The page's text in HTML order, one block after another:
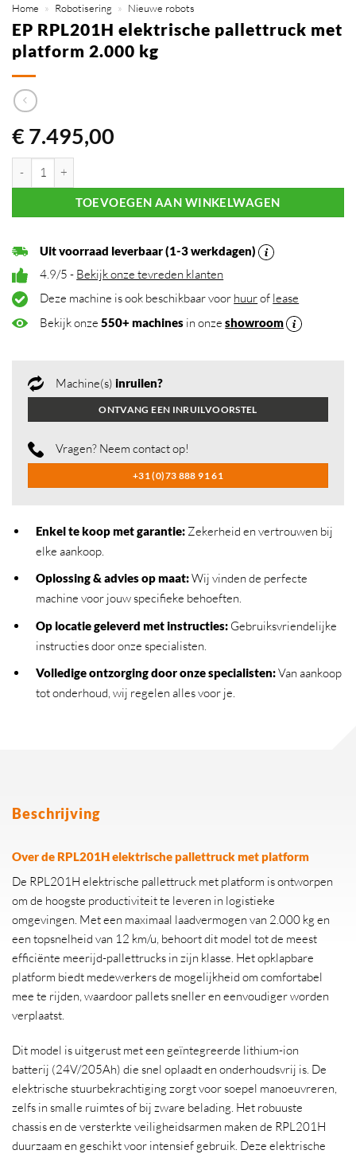
Home » Robotisering » Nieuwe robots
EP RPL201H elektrische pallettruck met
platform 2.000 kg
€7.495,00
EP RPL201H elektrische pallettruck met platform 2.000 kg aantal
TOEVOEGEN AAN WINKELWAGEN
Uit voorraad leverbaar (1-3 werkdagen)
4.9/5 - Bekijk onze tevreden klanten
Deze machine is ook beschikbaar voor huurof lease
Bekijk onze550+ machines in onzeshowroom
Machine(s) inruilen?
ONTVANG EEN INRUILVOORSTEL
Vragen? Neem contact op!
+31 (0)73 888 91 61
Enkel te koop met garantie:Zekerheid en vertrouwen bij
elke aankoop.
Oplossing & advies op maat:Wij vinden de perfecte
machine voor jouw specifieke behoeften.
Op locatie geleverd met instructies:Gebruiksvriendelijke
instructies door onze specialisten.
Volledige ontzorging door onze specialisten:Van aankoop
tot onderhoud, wij regelen alles voor je.
Beschrijving
Over de RPL201H elektrische pallettruck met platform
De RPL201H elektrische pallettruck met platform is ontworpen
om de hoogste productiviteit te leveren in logistieke
omgevingen. Met een maximaal laadvermogen van 2.000 kg en
een topsnelheid van 12 km/u, behoort dit model tot de meest
efficiënte meerijd-pallettrucks in zijn klasse. Het opklapbare
platform biedt medewerkers de mogelijkheid om comfortabel
mee te rijden, waardoor pallets sneller en eenvoudiger worden
verplaatst.
Dit model is uitgerust met een geïntegreerde lithium-ion
batterij (24V/205Ah) die snel oplaadt en onderhoudsvrij is. De
elektrische stuurbekrachtiging zorgt voor soepel manoeuvreren,
zelfs in smalle ruimtes of bij zware belading. Het robuuste
chassis en de versterkte veiligheidsarmen maken de RPL201H
duurzaam en geschikt voor intensief gebruik. Deze elektrische